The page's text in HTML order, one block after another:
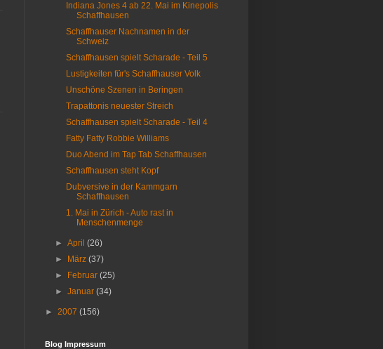
Indiana Jones 4 ab 22. Mai im Kinepolis
Schaffhausen
Schaffhauser Nachnamen in der
Schweiz
Schaffhausen spielt Scharade - Teil 5
Lustigkeiten für's Schaffhauser Volk
Unschöne Szenen in Beringen
Trapattonis neuester Streich
Schaffhausen spielt Scharade - Teil 4
Fatty Fatty Robbie Williams
Duo Abend im Tap Tab Schaffhausen
Schaffhausen steht Kopf
Dubversive in der Kammgarn
Schaffhausen
1. Mai in Zürich - Auto rast in
Menschenmenge
►April(26)
►
März(37)
►
Februar(25)
►Januar(34)
► 2007 (156)
Blog Impressum